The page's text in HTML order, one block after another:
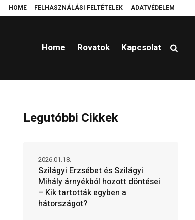
HOME FELHASZNÁLÁSI FELTÉTELEK ADATVÉDELEM
Platzierung einer Wendeltreppe Ferrostep Cold brew
Home Rovatok Kapcsolat
Legutóbbi Cikkek
Szilágyi Erzsébet és Szilágyi
Mihály árnyékból hozott döntései
– Kik tartották egyben a
hátországot?
2026.01.18.